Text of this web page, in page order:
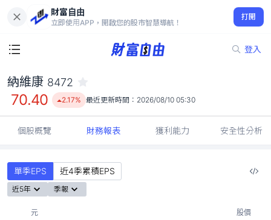
財富自由
立即使用APP，開啟您的股市智慧導航！
打開
登入
70.40
2.17%
納維康 8472
70.40 2.17% 最近更新時間： 2026/08/10 05:30
個股概覽 財務報表 獲利能力 安全性分析
單季EPS 近4季累積EPS
近5年 季報